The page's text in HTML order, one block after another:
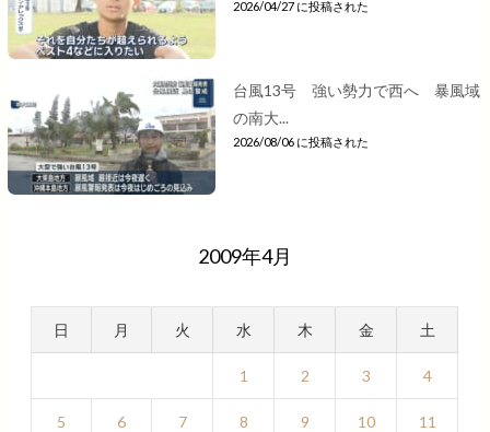
2026/04/27 に投稿された
台風13号 強い勢力で西へ 暴風域
の南大...
2026/08/06 に投稿された
2009年4月
日 月 火 水 木 金 土
1 2 3 4
5 6 7 8 9 10 11